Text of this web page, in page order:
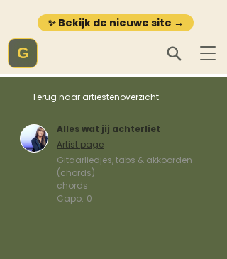
✨ Bekijk de nieuwe site →
G
Terug naar artiestenoverzicht
Alles wat jij achterliet
Artist page
Gitaarliedjes, tabs & akkoorden
(chords)
chords
Capo: 0